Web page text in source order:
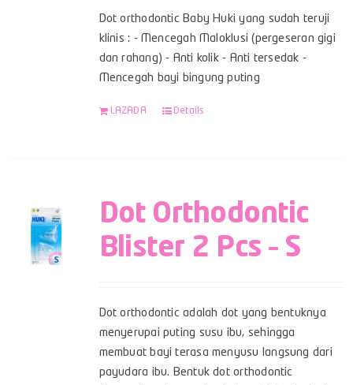
Dot orthodontic Baby Huki yang sudah teruji
klinis : - Mencegah Maloklusi (pergeseran gigi
dan rahang) - Anti kolik - Anti tersedak -
Mencegah bayi bingung puting
LAZADA Details
Dot Orthodontic
Blister 2 Pcs – S
Dot orthodontic adalah dot yang bentuknya
menyerupai puting susu ibu, sehingga
membuat bayi terasa menyusu langsung dari
payudara ibu. Bentuk dot orthodontic